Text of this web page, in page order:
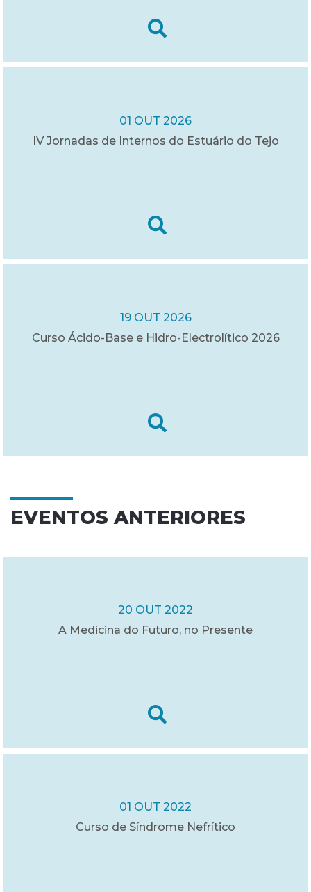
01 OUT 2026
IV Jornadas de Internos do Estuário do Tejo
19 OUT 2026
Curso Ácido-Base e Hidro-Electrolítico 2026
EVENTOS ANTERIORES
20 OUT 2022
A Medicina do Futuro, no Presente
01 OUT 2022
Curso de Síndrome Nefrítico